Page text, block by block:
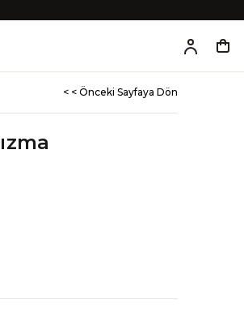
< < Önceki Sayfaya Dön